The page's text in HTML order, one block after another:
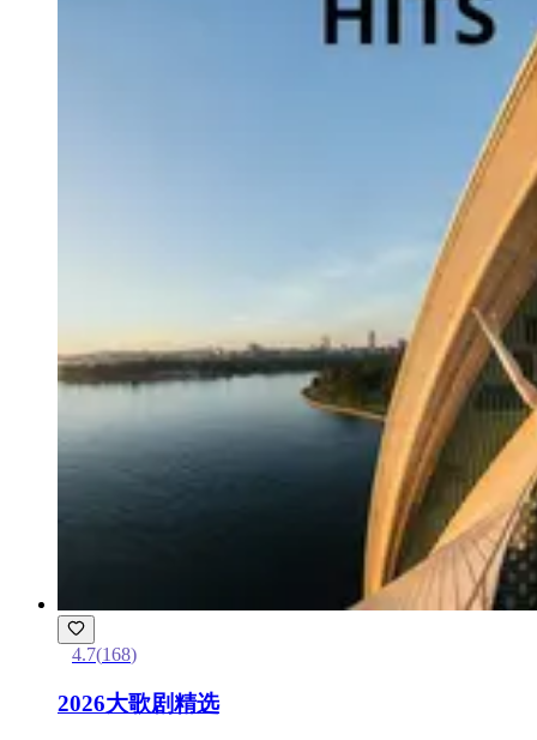
4.7(168)
2026大歌剧精选